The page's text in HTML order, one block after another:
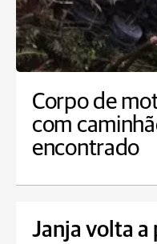
Corpo de
com
encontrado
Janja volta a